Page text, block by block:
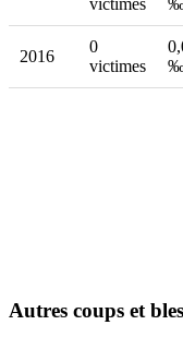
victimes
2016
0
victimes
Autres coups et